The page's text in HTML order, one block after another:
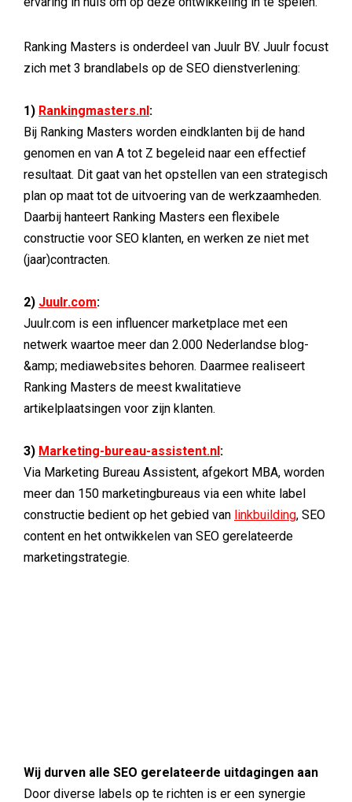
Ranking Masters is onderdeel van Juulr BV. Juulr focust
zich met 3 brandlabels op de SEO dienstverlening:
1) Rankingmasters.nl:
Bij Ranking Masters worden eindklanten bij de hand
genomen en van A tot Z begeleid naar een effectief
resultaat. Dit gaat van het opstellen van een strategisch
plan op maat tot de uitvoering van de werkzaamheden.
Daarbij hanteert Ranking Masters een flexibele
constructie voor SEO klanten, en werken ze niet met
(jaar)contracten.
2) Juulr.com:
Juulr.com is een influencer marketplace met een
netwerk waartoe meer dan 2.000 Nederlandse blog-
&amp; mediawebsites behoren. Daarmee realiseert
Ranking Masters de meest kwalitatieve
artikelplaatsingen voor zijn klanten.
3) Marketing-bureau-assistent.nl:
Via Marketing Bureau Assistent, afgekort MBA, worden
meer dan 150 marketingbureaus via een white label
constructie bedient op het gebied van linkbuilding, SEO
content en het ontwikkelen van SEO gerelateerde
marketingstrategie.
Wij durven alle SEO gerelateerde uitdagingen aan
Door diverse labels op te richten is er een synergie